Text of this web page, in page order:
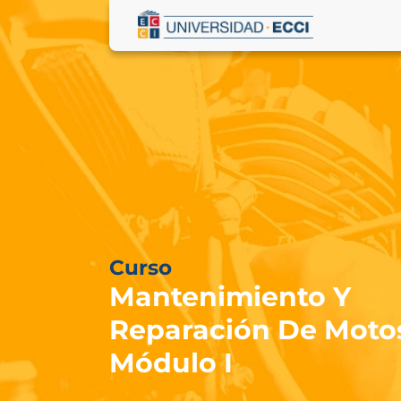
Curso
Mantenimiento Y
Reparación De
Módulo I